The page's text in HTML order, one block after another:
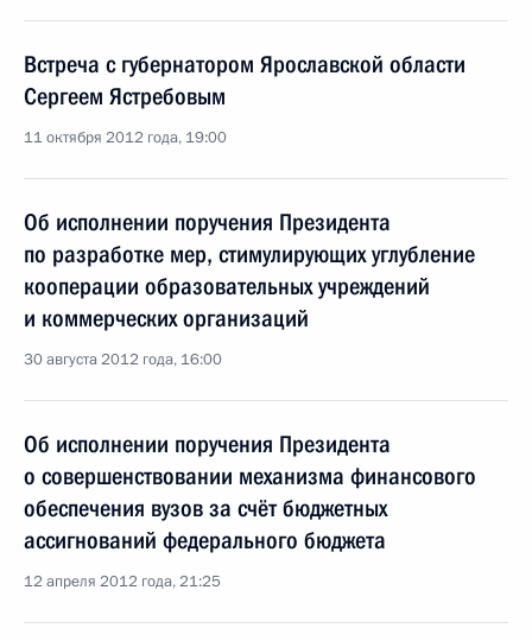
Встреча с губернатором Ярославской области
Сергеем Ястребовым
11 октября 2012 года, 19:00
Об исполнении поручения Президента
по разработке мер, стимулирующих углубление
кооперации образовательных учреждений
и коммерческих организаций
30 августа 2012 года, 16:00
Об исполнении поручения Президента
о совершенствовании механизма финансового
обеспечения вузов за счёт бюджетных
ассигнований федерального бюджета
12 апреля 2012 года, 21:25